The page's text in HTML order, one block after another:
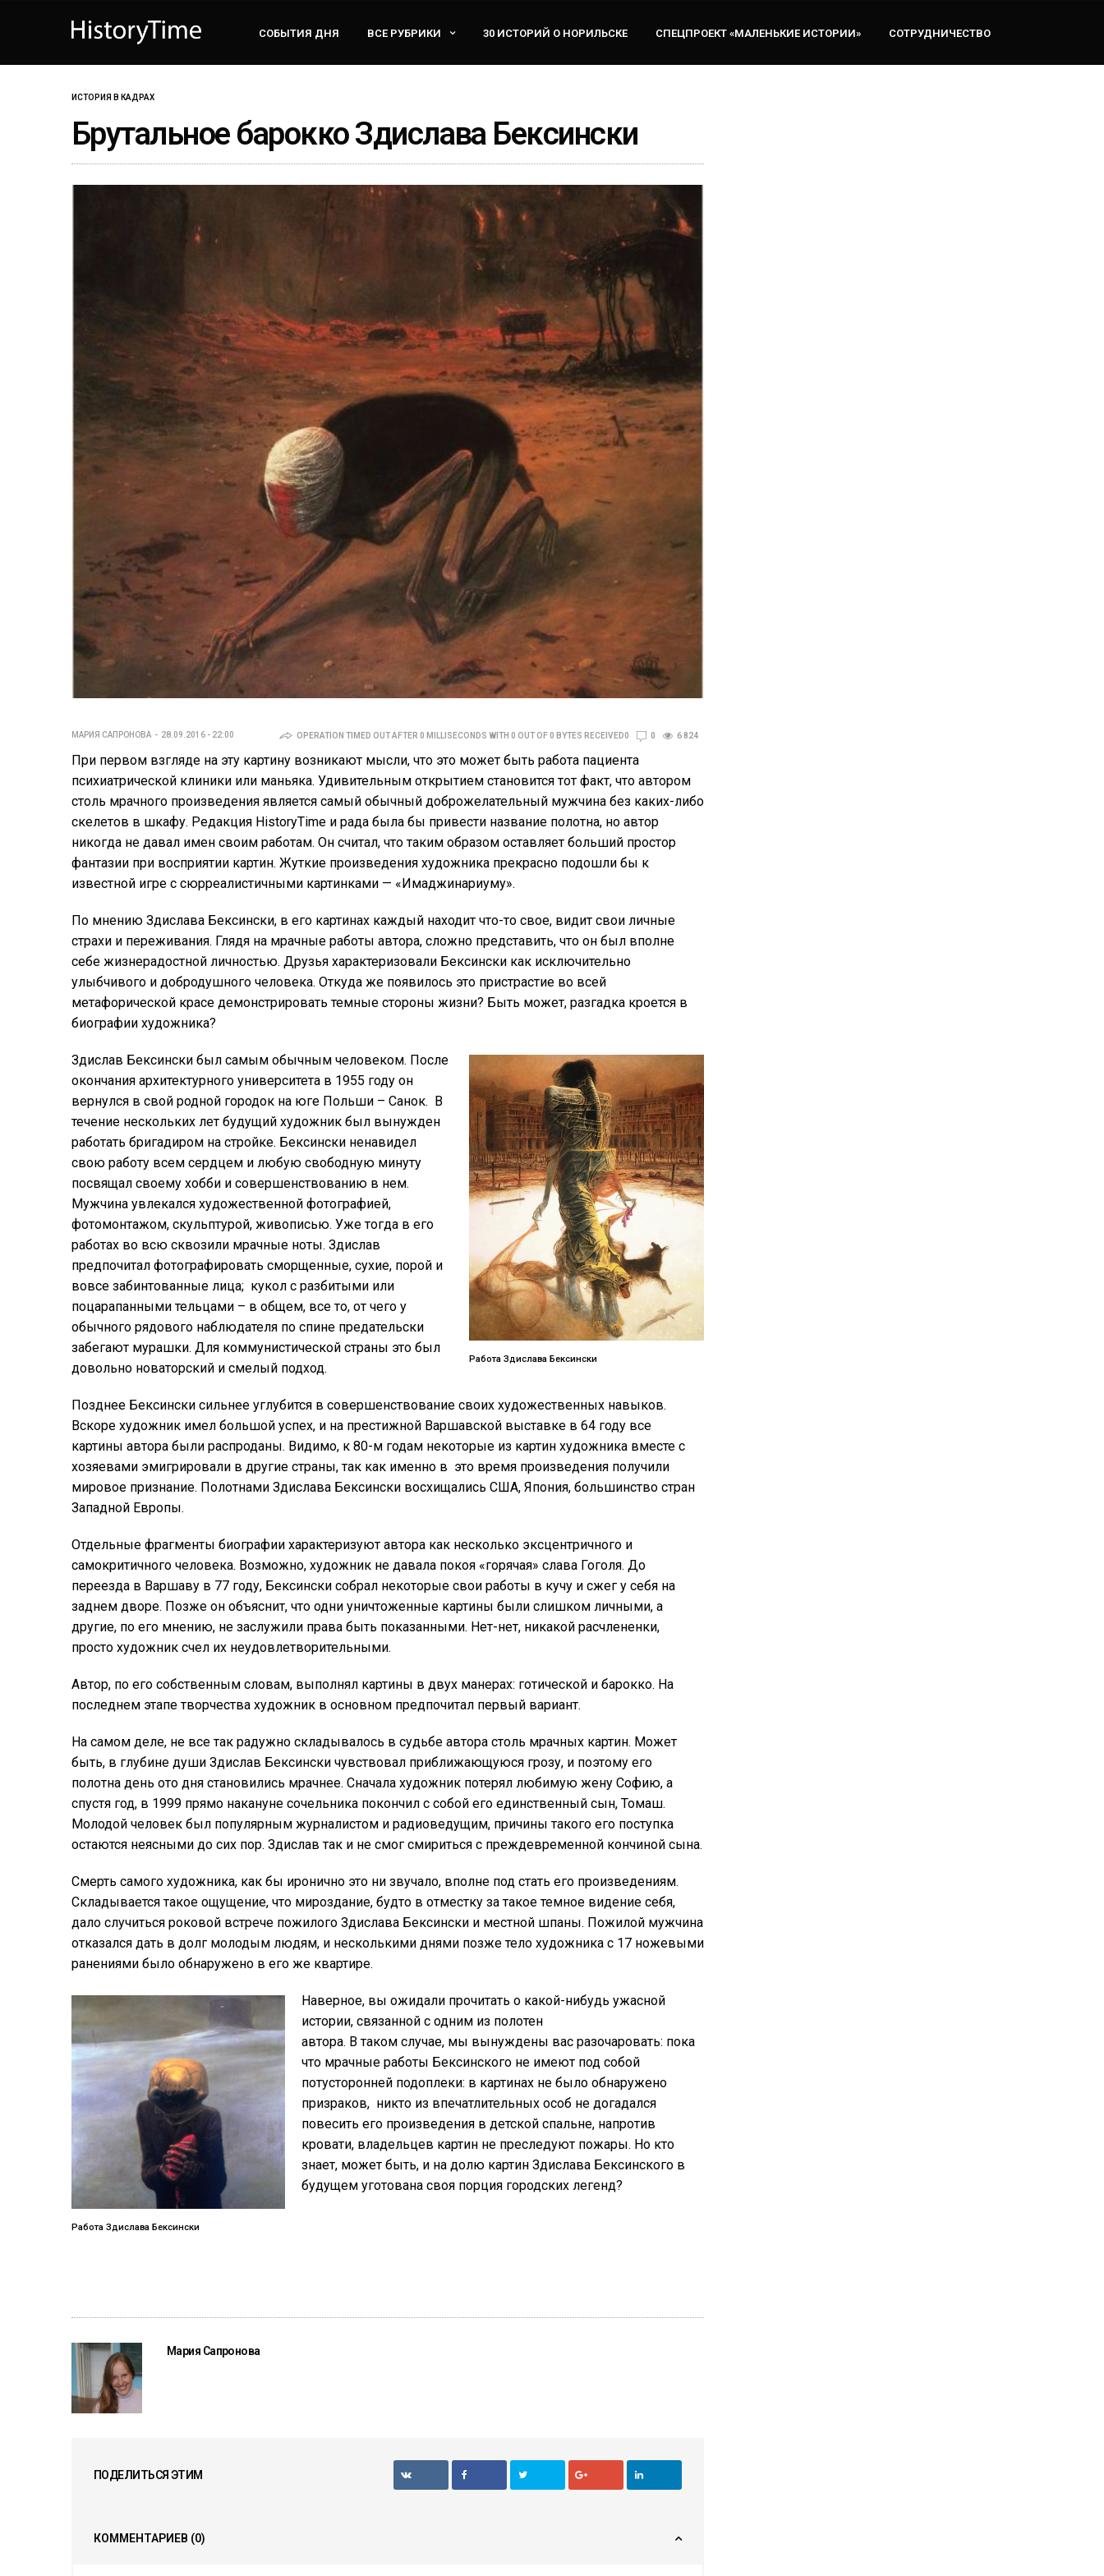
СОБЫТИЯ ДНЯ ВСЕ РУБРИКИ 30 ИСТОРИЙ О НОРИЛЬСКЕ СПЕЦПРОЕКТ «МАЛЕНЬКИЕ ИСТОРИИ» СОТРУДНИЧЕСТВО
ИСТОРИЯ В КАДРАХ
Брутальное барокко Здислава Бексински
МАРИЯ САПРОНОВА 28.09.2016 - 22:00 OPERATION TIMED OUT AFTER 0 MILLISECONDS WITH 0 OUT OF 0 BYTES RECEIVED0 0 6 824
При первом взгляде на эту картину возникают мысли, что это может быть работа пациента
психиатрической клиники или маньяка. Удивительным открытием становится тот факт, что автором
столь мрачного произведения является самый обычный доброжелательный мужчина без каких-либо
скелетов в шкафу. Редакция HistoryTime и рада была бы привести название полотна, но автор
никогда не давал имен своим работам. Он считал, что таким образом оставляет больший простор
фантазии при восприятии картин. Жуткие произведения художника прекрасно подошли бы к
известной игре с сюрреалистичными картинками — «Имаджинариуму».
По мнению Здислава Бексински, в его картинах каждый находит что-то свое, видит свои личные
страхи и переживания. Глядя на мрачные работы автора, сложно представить, что он был вполне
себе жизнерадостной личностью. Друзья характеризовали Бексински как исключительно
улыбчивого и добродушного человека. Откуда же появилось это пристрастие во всей
метафорической красе демонстрировать темные стороны жизни? Быть может, разгадка кроется в
биографии художника?
Работа Здислава Бексински
Здислав Бексински был самым обычным человеком. После
окончания архитектурного университета в 1955 году он
вернулся в свой родной городок на юге Польши – Санок. В
течение нескольких лет будущий художник был вынужден
работать бригадиром на стройке. Бексински ненавидел
свою работу всем сердцем и любую свободную минуту
посвящал своему хобби и совершенствованию в нем.
Мужчина увлекался художественной фотографией,
фотомонтажом, скульптурой, живописью. Уже тогда в его
работах во всю сквозили мрачные ноты. Здислав
предпочитал фотографировать сморщенные, сухие, порой и
вовсе забинтованные лица; кукол с разбитыми или
поцарапанными тельцами – в общем, все то, от чего у
обычного рядового наблюдателя по спине предательски
забегают мурашки. Для коммунистической страны это был
довольно новаторский и смелый подход.
Позднее Бексински сильнее углубится в совершенствование своих художественных навыков.
Вскоре художник имел большой успех, и на престижной Варшавской выставке в 64 году все
картины автора были распроданы. Видимо, к 80-м годам некоторые из картин художника вместе с
хозяевами эмигрировали в другие страны, так как именно в это время произведения получили
мировое признание. Полотнами Здислава Бексински восхищались США, Япония, большинство стран
Западной Европы.
Отдельные фрагменты биографии характеризуют автора как несколько эксцентричного и
самокритичного человека. Возможно, художник не давала покоя «горячая» слава Гоголя. До
переезда в Варшаву в 77 году, Бексински собрал некоторые свои работы в кучу и сжег у себя на
заднем дворе. Позже он объяснит, что одни уничтоженные картины были слишком личными, а
другие, по его мнению, не заслужили права быть показанными. Нет-нет, никакой расчлененки,
просто художник счел их неудовлетворительными.
Автор, по его собственным словам, выполнял картины в двух манерах: готической и барокко. На
последнем этапе творчества художник в основном предпочитал первый вариант.
На самом деле, не все так радужно складывалось в судьбе автора столь мрачных картин. Может
быть, в глубине души Здислав Бексински чувствовал приближающуюся грозу, и поэтому его
полотна день ото дня становились мрачнее. Сначала художник потерял любимую жену Софию, а
спустя год, в 1999 прямо накануне сочельника покончил с собой его единственный сын, Томаш.
Молодой человек был популярным журналистом и радиоведущим, причины такого его поступка
остаются неясными до сих пор. Здислав так и не смог смириться с преждевременной кончиной сына.
Смерть самого художника, как бы иронично это ни звучало, вполне под стать его произведениям.
Складывается такое ощущение, что мироздание, будто в отместку за такое темное видение себя,
дало случиться роковой встрече пожилого Здислава Бексински и местной шпаны. Пожилой мужчина
отказался дать в долг молодым людям, и несколькими днями позже тело художника с 17 ножевыми
ранениями было обнаружено в его же квартире.
Работа Здислава Бексински
Наверное, вы ожидали прочитать о какой-нибудь ужасной
истории, связанной с одним из полотен
автора. В таком случае, мы вынуждены вас разочаровать: пока
что мрачные работы Бексинского не имеют под собой
потусторонней подоплеки: в картинах не было обнаружено
призраков, никто из впечатлительных особ не догадался
повесить его произведения в детской спальне, напротив
кровати, владельцев картин не преследуют пожары. Но кто
знает, может быть, и на долю картин Здислава Бексинского в
будущем уготована своя порция городских легенд?
Мария Сапронова
ПОДЕЛИТЬСЯ ЭТИМ
КОММЕНТАРИЕВ (0)